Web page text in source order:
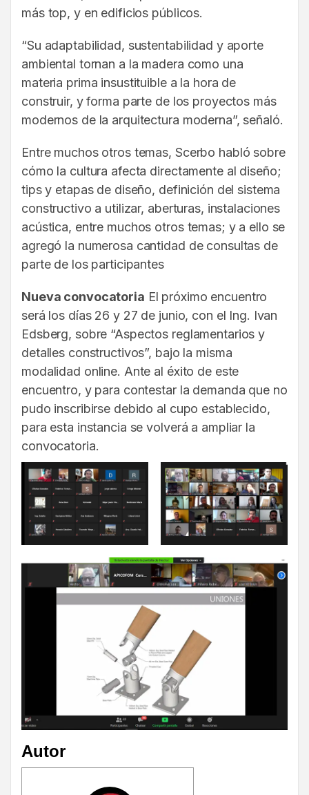
más top, y en edificios públicos.
“Su adaptabilidad, sustentabilidad y aporte
ambiental tornan a la madera como una
materia prima insustituible a la hora de
construir, y forma parte de los proyectos más
modernos de la arquitectura moderna”, señaló.
Entre muchos otros temas, Scerbo habló sobre
cómo la cultura afecta directamente al diseño;
tips y etapas de diseño, definición del sistema
constructivo a utilizar, aberturas, instalaciones
acústica, entre muchos otros temas; y a ello se
agregó la numerosa cantidad de consultas de
parte de los participantes
Nueva convocatoria El próximo encuentro
será los días 26 y 27 de junio, con el Ing. Ivan
Edsberg, sobre “Aspectos reglamentarios y
detalles constructivos”, bajo la misma
modalidad online. Ante al éxito de este
encuentro, y para contestar la demanda que no
pudo inscribirse debido al cupo establecido,
para esta instancia se volverá a ampliar la
convocatoria.
Autor